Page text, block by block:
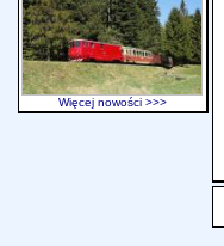
Więcej nowości >>>